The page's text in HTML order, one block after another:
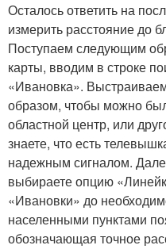
Осталось ответить на
измерить расстояние до
Поступаем следующим
карты, вводим в строке
«Ивановка».
образом, чтобы можно
областной центр, или
знаете, что есть
надежным сигналом.
выбираете опцию
«Ивановки» до
населенными пунктами
обозначающая точное